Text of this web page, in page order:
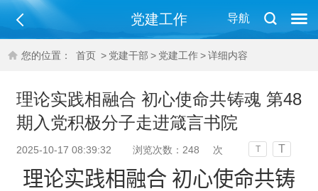
导航
党建工作
您的位置： 首页 > 党建干部 > 党建工作>详细内容
理论实践相融合 初心使命共铸魂 第48
期入党积极分子走进箴言书院
2025-10-17 08:39:32 浏览次数： 248 次 T T
理论实践相融合 初心使命共铸